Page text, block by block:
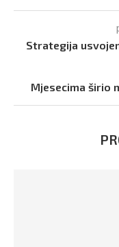
Strategija
Mjesecima širio